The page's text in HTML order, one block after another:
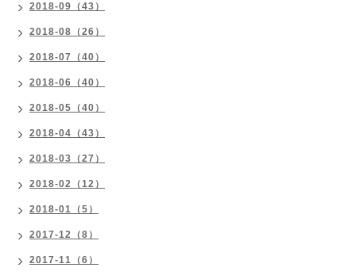
2018-09（43）
2018-08（26）
2018-07（40）
2018-06（40）
2018-05（40）
2018-04（43）
2018-03（27）
2018-02（12）
2018-01（5）
2017-12（8）
2017-11（6）